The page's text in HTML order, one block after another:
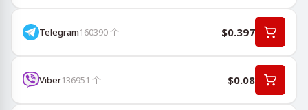
Telegram160390个 $0.397
Viber136951 个 $0.08